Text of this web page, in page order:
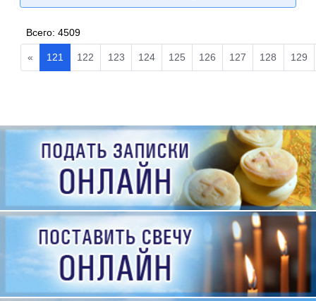
Всего:4509
« 121 122 123 124 125 126 127 128 129